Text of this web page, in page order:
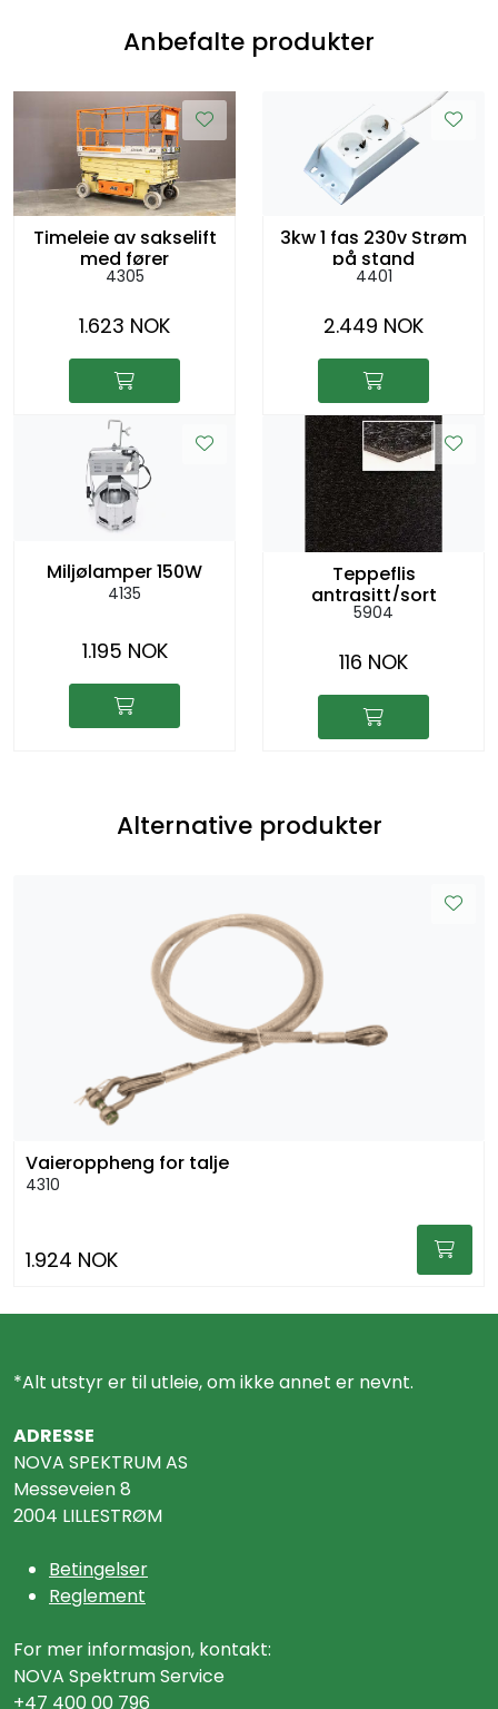
Anbefalte produkter
Timeleie av sakselift
med fører
4305
1.623 NOK
3kw 1 fas 230v Strøm
på stand
4401
2.449 NOK
Miljølamper 150W
4135
1.195 NOK
Teppeflis
antrasitt/sort
5904
116 NOK
Alternative produkter
Vaieroppheng for talje
4310
1.924 NOK
*Alt utstyr er til utleie, om ikke annet er nevnt.
ADRESSE
NOVA SPEKTRUM AS
Messeveien 8
2004 LILLESTRØM
Betingelser
Reglement
For mer informasjon, kontakt:
NOVA Spektrum Service
+47 400 00 796